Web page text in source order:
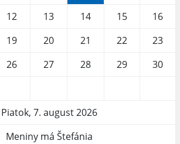
12 13 14 15
16
19 20 21 22
23
26 27 28 29
30
Piatok, 7. august 2026
Meniny má Štefánia